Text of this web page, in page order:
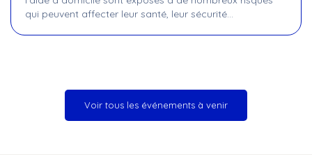
qui peuvent affecter leur santé, leur sécurité…
Voir tous les événements à venir